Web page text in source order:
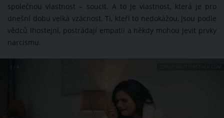
společnou vlastnost – soucit. A to je vlastnost, která je pro
dnešní dobu velká vzácnost. Ti, kteří to nedokážou, jsou podle
vědců lhostejní, postrádají empatii a někdy mohou jevit prvky
narcismu.